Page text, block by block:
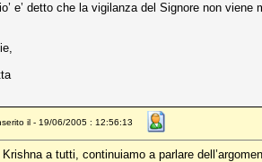
e’ detto che la vigilanza del Signore non viene
il - 19/06/2005 : 12:56:13
Krishna a tutti, continuiamo a parlare